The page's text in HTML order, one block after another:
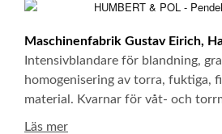
Maschinenfabrik Gustav Eirich,
Intensivblandare för blandning,
homogenisering av torra, fuktiga,
material. Kvarnar för våt- och
Läs mer